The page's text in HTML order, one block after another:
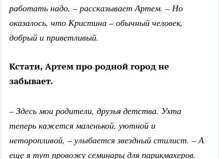
работать надо, – рассказывает Артем. – Но
оказалось, что Кристина – обычный человек,
добрый и приветливый.
Кстати, Артем про родной город не
забывает.
– Здесь мои родители, друзья детства. Ухта
теперь кажется маленькой, уютной и
неторопливой, – улыбается звездный стилист. – А
еще я тут провожу семинары для парикмахеров.